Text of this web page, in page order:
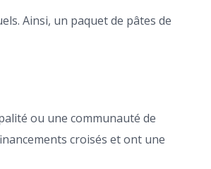
Ainsi, un paquet de pâtes de
ou une communauté de
croisés et ont une